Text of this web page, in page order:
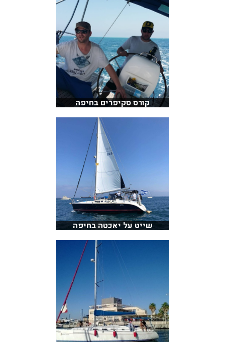
קורס סקיפרים בחיפה
שייט על יאכטה בחיפה